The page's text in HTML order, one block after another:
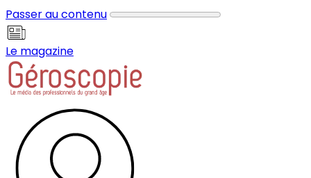
Passer au contenu
Le magazine
Panneau de gestion des cookies